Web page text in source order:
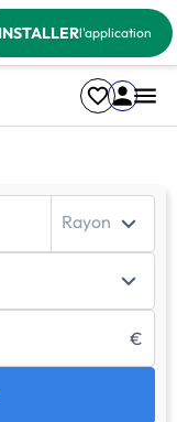
INSTALLERl'application
Rayon
€